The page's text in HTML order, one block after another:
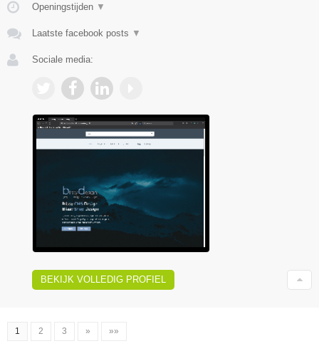
Openingstijden ▼
Laatste facebook posts ▼
Sociale media:
BEKIJK VOLLEDIG PROFIEL
1 2 3 » »»